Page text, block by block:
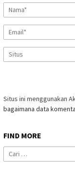
Situs ini menggunakan
bagaimana data
FIND MORE
Cari
untuk: